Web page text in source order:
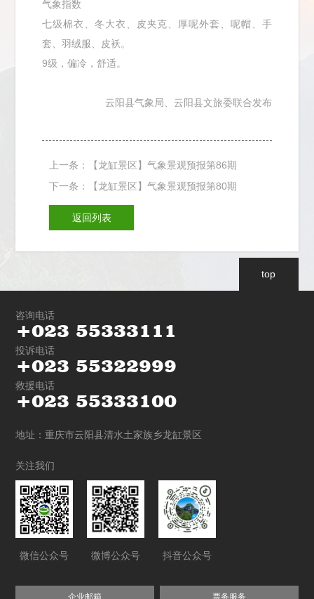
气象指数
七级棉衣、冬大衣、皮夹克、厚呢外套、呢帽、手
套、羽绒服、皮袄。
9级，偏冷，舒适。
云阳县气象局、云阳县文旅委联合发布
上一条：【龙缸景区】气象景观预报第86期
下一条：【龙缸景区】气象景观预报第80期
返回列表
top
咨询电话
+023 55333111
投诉电话
+023 55322999
救援电话
+023 55333100
地址：重庆市云阳县清水土家族乡龙缸景区
关注我们
微信公众号 微博公众号 抖音公众号
企业邮箱 票务服务